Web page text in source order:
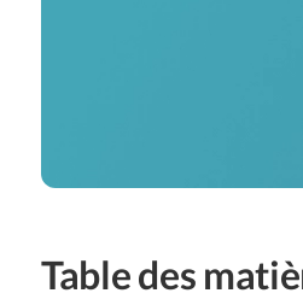
Table des